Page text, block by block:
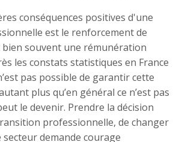
conséquences positives d'une
est le renforcement de
bien souvent une rémunération
les constats statistiques en France
pas possible de garantir cette
plus qu’en général ce n’est pas
le devenir. Prendre la décision
professionnelle, de changer
demande courage